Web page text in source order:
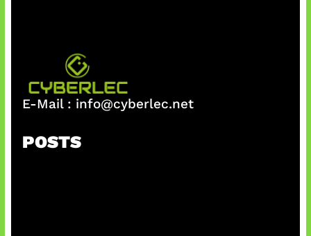
E-Mail : info@cyberlec.net
POSTS